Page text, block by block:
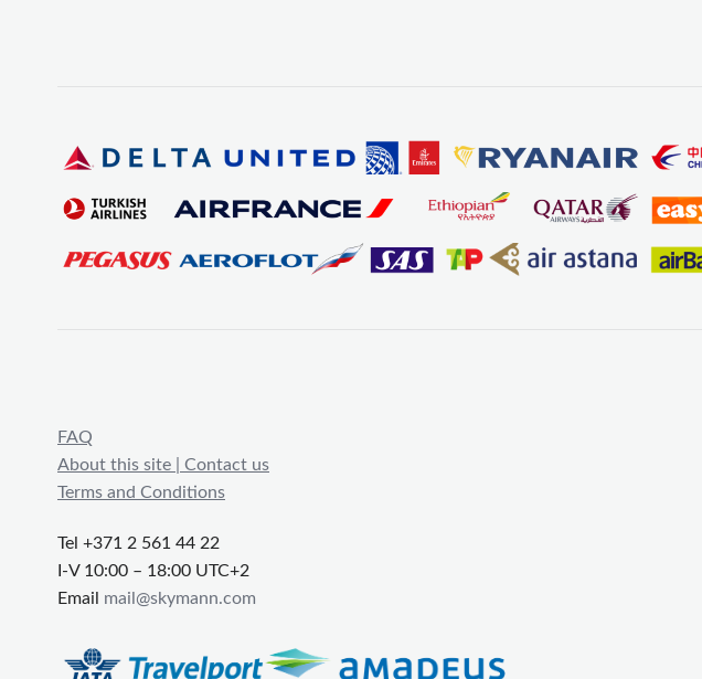
FAQ
About this site | Contact us
Terms and Conditions
Tel +371 2 561 44 22
I-V 10:00 – 18:00 UTC+2
Email mail@skymann.com